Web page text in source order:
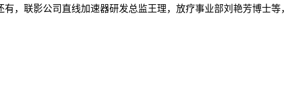
，联影公司直线加速器研发总监王理，放疗事业部刘艳芳博士等，